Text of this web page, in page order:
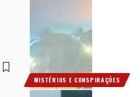
MISTÉRIOS E CONSPIRAÇÕES